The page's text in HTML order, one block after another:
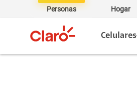
Personas Hogar
Celulares